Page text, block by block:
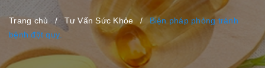
Trang chủ / Tư Vấn Sức Khỏe / Biện pháp phòng tránh
bệnh đột quỵ.